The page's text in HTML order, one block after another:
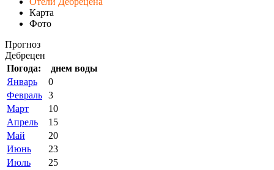
Карта
Фото
Прогноз
Дебрецен
Погода:
днем воды
Январь
0
Февраль 3
Март
10
Апрель
15
Май
20
Июнь
23
Июль
25